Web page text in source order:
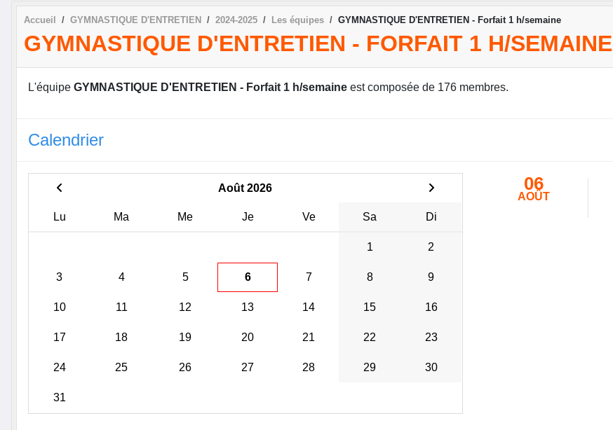
Accueil GYMNASTIQUE D'ENTRETIEN 2024-2025 Les équipes GYMNASTIQUE D'ENTRETIEN - Forfait 1 h/semaine
GYMNASTIQUE D'ENTRETIEN - FORFAIT 1 H/SEMAINE
L'équipe GYMNASTIQUE D'ENTRETIEN - Forfait 1 h/semaine est composée de 176 membres.
Calendrier
Août 2026
Lu Ma Me Je Ve Sa Di
1 2
3 4 5 6 7 8 9
10 11 12 13 14 15 16
17 18 19 20 21 22 23
24 25 26 27 28 29 30
31
06
AOÛT